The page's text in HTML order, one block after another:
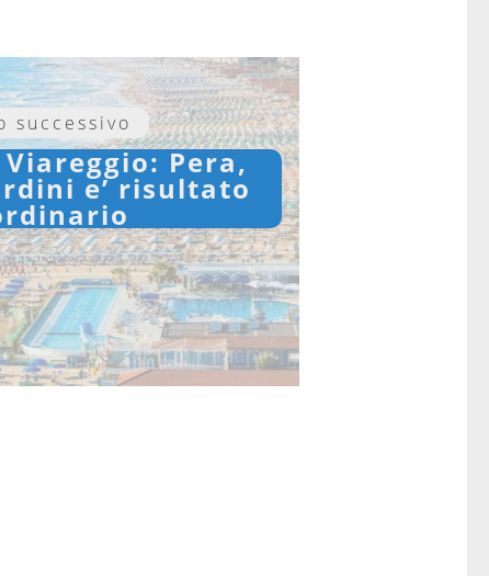
successivo
Pera,
e’ risultato